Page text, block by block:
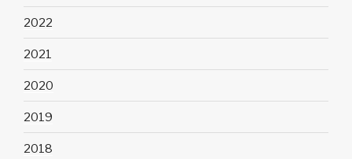
2022
2021
2020
2019
2018